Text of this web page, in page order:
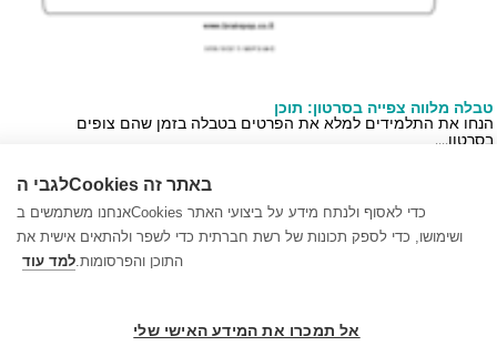
מלווה צפייה בסרטון: תוכן
את התלמידים למלא את הפרטים בטבלה בזמן שהם צופים
מהתלמידים לכתוב מילים/מושגים חדשים שנתקלו בהם במהלך
לגבי הCookies באתר זה
אנחנו משתמשים בCookies כדי לאסוף ולנתח מידע על ביצועי האתר
ושימושו, כדי לספק תכונות של רשת חברתית כדי לשפר ולהתאים אישית את
התוכן והפרסומות.למד עוד
אל תמכרו את המידע האישי שלי